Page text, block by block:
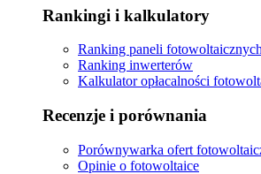
Rankingi i kalkulatory
Ranking paneli
Ranking inwerterów
Kalkulator opłacalności
Recenzje i porównania
Porównywarka ofert
Opinie o fotowoltaice